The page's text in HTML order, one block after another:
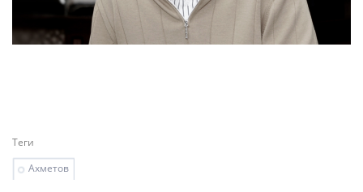
Теги
Ахметов